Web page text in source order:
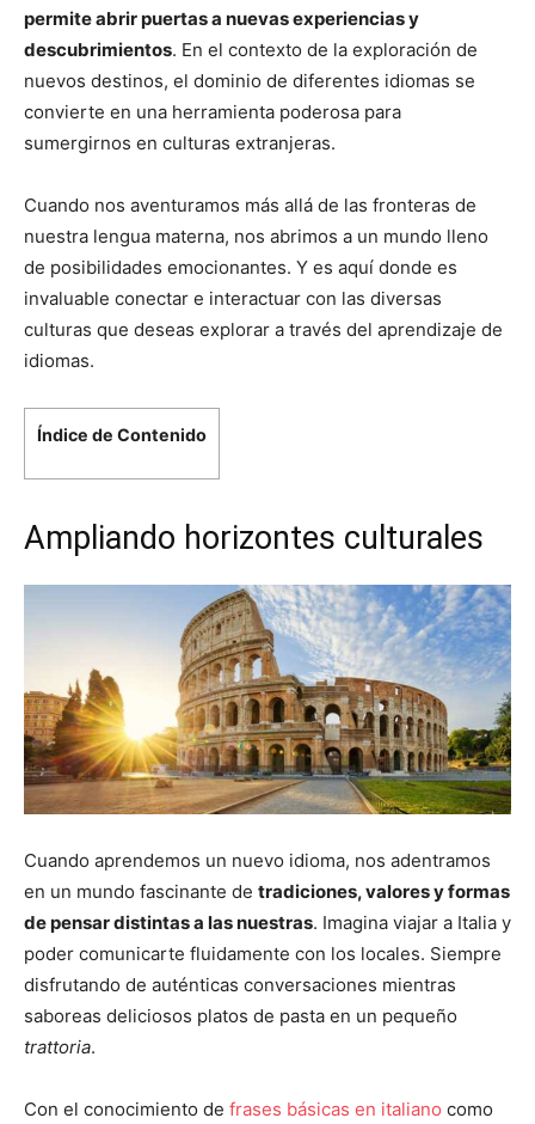
permite abrir puertas a nuevas experiencias y
descubrimientos. En el contexto de la exploración de
nuevos destinos, el dominio de diferentes idiomas se
convierte en una herramienta poderosa para
sumergirnos en culturas extranjeras.
Cuando nos aventuramos más allá de las fronteras de
nuestra lengua materna, nos abrimos a un mundo lleno
de posibilidades emocionantes. Y es aquí donde es
invaluable conectar e interactuar con las diversas
culturas que deseas explorar a través del aprendizaje de
idiomas.
Índice de Contenido
Ampliando horizontes culturales
Cuando aprendemos un nuevo idioma, nos adentramos
en un mundo fascinante de tradiciones, valores y formas
de pensar distintas a las nuestras. Imagina viajar a Italia y
poder comunicarte fluidamente con los locales. Siempre
disfrutando de auténticas conversaciones mientras
saboreas deliciosos platos de pasta en un pequeño
trattoria.
Con el conocimiento de frases básicas en italiano como